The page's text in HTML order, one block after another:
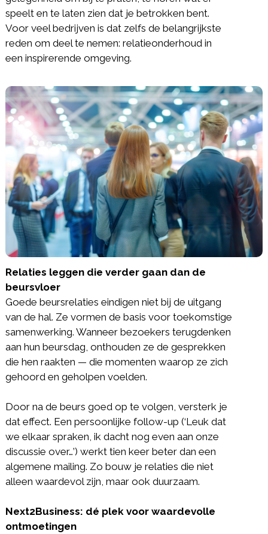
speelt en te laten zien dat je betrokken bent.
Voor veel bedrijven is dat zelfs de belangrijkste
reden om deel te nemen: relatieonderhoud in
een inspirerende omgeving.
Relaties leggen die verder gaan dan de
beursvloer
Goede beursrelaties eindigen niet bij de uitgang
van de hal. Ze vormen de basis voor toekomstige
samenwerking. Wanneer bezoekers terugdenken
aan hun beursdag, onthouden ze de gesprekken
die hen raakten — die momenten waarop ze zich
gehoord en geholpen voelden.
Door na de beurs goed op te volgen, versterk je
dat effect. Een persoonlijke follow-up (‘Leuk dat
we elkaar spraken, ik dacht nog even aan onze
discussie over…’) werkt tien keer beter dan een
algemene mailing. Zo bouw je relaties die niet
alleen waardevol zijn, maar ook duurzaam.
Next2Business: dé plek voor waardevolle
ontmoetingen